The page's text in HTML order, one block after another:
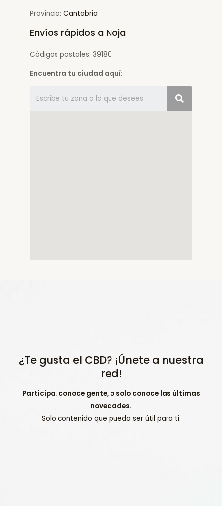
Provincia: Cantabria
Envíos rápidos a Noja
Códigos postales: 39180
Encuentra tu ciudad aquí:
¿Te gusta el CBD? ¡Únete a nuestra
red!
Participa, conoce gente, o solo conoce las últimas
novedades.
Solo contenido que pueda ser útil para ti.